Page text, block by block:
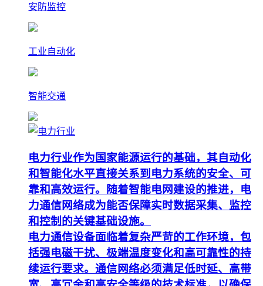
安防监控
工业自动化
智能交通
电力行业作为国家能源运行的基础，其自动化
和智能化水平直接关系到电力系统的安全、可
靠和高效运行。随着智能电网建设的推进，电
力通信网络成为能否保障实时数据采集、监控
和控制的关键基础设施。
电力通信设备面临着复杂严苛的工作环境，包
括强电磁干扰、极端温度变化和高可靠性的持
续运行要求。通信网络必须满足低时延、高带